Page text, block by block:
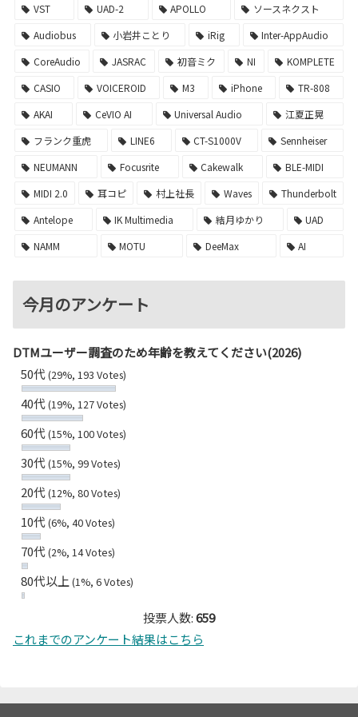
VST
UAD-2 APOLLO
ソースネクスト
Audiobus
小岩井ことり iRig
Inter-AppAudio
CoreAudio
JASRAC 初音ミク NI
KOMPLETE
CASIO
VOICEROID M3 iPhone
TR-808
AKAI
CeVIO AI Universal Audio
江夏正晃
フランク重虎
LINE6 CT-S1000V
Sennheiser
NEUMANN
Focusrite Cakewalk
BLE-MIDI
MIDI 2.0
耳コピ 村上社長 Waves
Thunderbolt
Antelope
IK Multimedia 結月ゆかり
UAD
NAMM
MOTU DeeMax AI
今月のアンケート
DTMユーザー調査のため年齢を教えてください(2026)
50代(29%, 193 Votes)
40代(19%, 127 Votes)
60代(15%, 100 Votes)
30代(15%, 99 Votes)
20代(12%, 80 Votes)
10代(6%, 40 Votes)
70代(2%, 14 Votes)
80代以上 (1%, 6 Votes)
投票人数:659
これまでのアンケート結果はこちら